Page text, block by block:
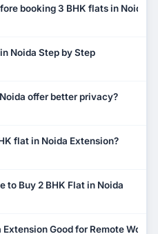
booking 3 BHK flats in Noida?
Noida Step by Step
offer better privacy?
flat in Noida Extension?
to Buy 2 BHK Flat in Noida
Good for Remote Work?